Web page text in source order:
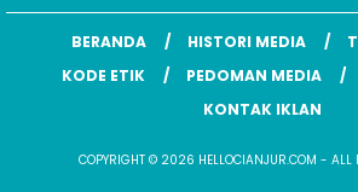
BERANDA HISTORI MEDIA
KODE ETIK
PEDOMAN MEDIA
KONTAK IKLAN
COPYRIGHT © 2026 HELLOCIANJUR.COM - ALL